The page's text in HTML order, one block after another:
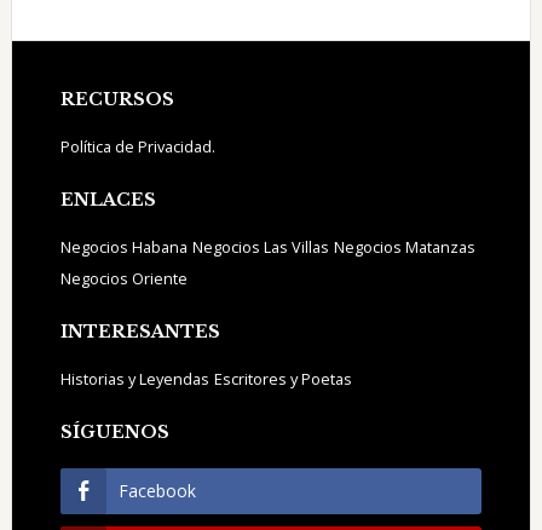
Footer
RECURSOS
Política de Privacidad.
ENLACES
Negocios Habana Negocios Las Villas Negocios Matanzas
Negocios Oriente
INTERESANTES
Historias y Leyendas Escritores y Poetas
SÍGUENOS
Facebook